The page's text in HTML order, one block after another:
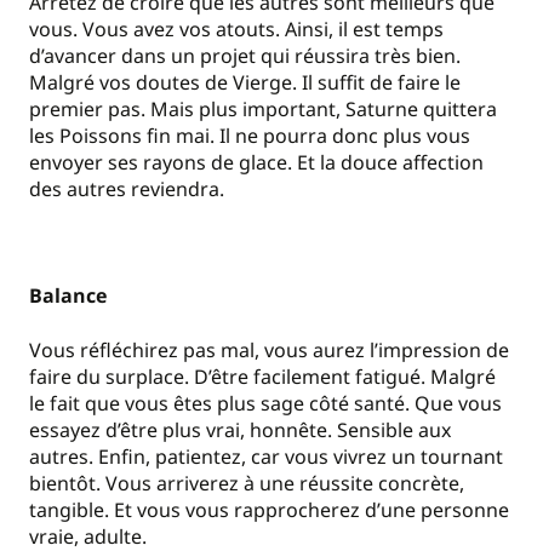
vous. Vous avez vos atouts. Ainsi, il est temps
d’avancer dans un projet qui réussira très bien.
Malgré vos doutes de Vierge. Il suffit de faire le
premier pas. Mais plus important, Saturne quittera
les Poissons fin mai. Il ne pourra donc plus vous
envoyer ses rayons de glace. Et la douce affection
des autres reviendra.
Balance
Vous réfléchirez pas mal, vous aurez l’impression de
faire du surplace. D’être facilement fatigué. Malgré
le fait que vous êtes plus sage côté santé. Que vous
essayez d’être plus vrai, honnête. Sensible aux
autres. Enfin, patientez, car vous vivrez un tournant
bientôt. Vous arriverez à une réussite concrète,
tangible. Et vous vous rapprocherez d’une personne
vraie, adulte.